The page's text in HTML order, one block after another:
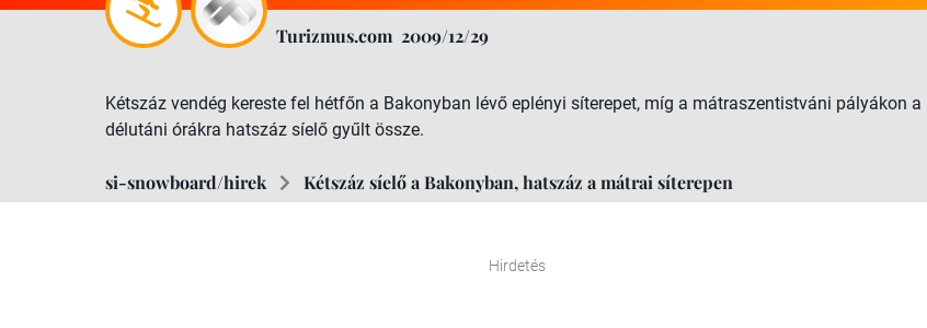
Turizmus.com 2009/12/29
Kétszáz vendég kereste fel hétfőn a Bakonyban lévő eplényi síterepet, míg a mátraszentistváni pályákon a
délutáni órákra hatszáz síelő gyűlt össze.
si-snowboard/hirek Kétszáz síelő a Bakonyban, hatszáz a mátrai síterepen
Hirdetés